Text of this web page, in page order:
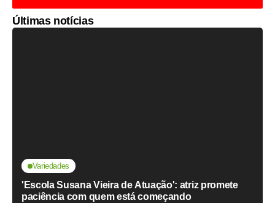
Últimas notícias
Variedades
'Escola Susana Vieira de Atuação': atriz promete
paciência com quem está começando